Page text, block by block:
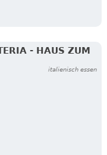
- HAUS ZUM
italienisch essen